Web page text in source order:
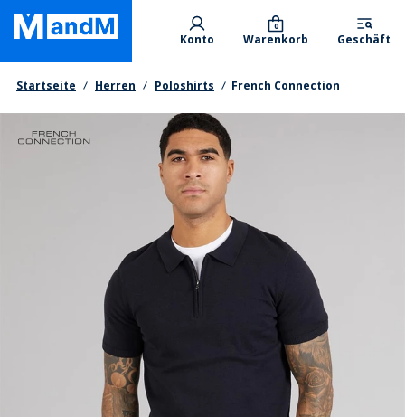
Skip
main
content
Primary departments
Konto Warenkorb
0
Geschäft
Brotkrumen
Startseite Herren Poloshirts French Connection